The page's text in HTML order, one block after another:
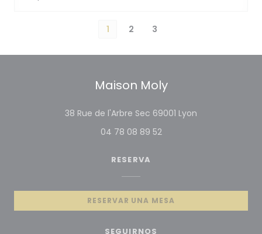
1 2 3
Maison Moly
38 Rue de l'Arbre Sec 69001 Lyon
04 78 08 89 52
RESERVA
RESERVAR UNA MESA
SEGUIRNOS